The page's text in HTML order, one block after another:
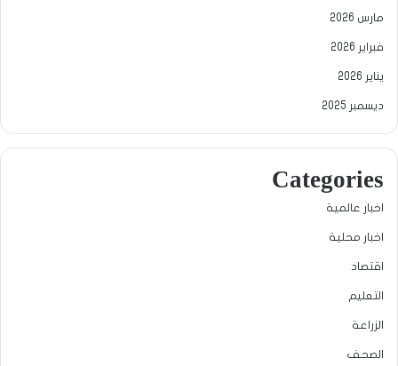
مارس 2026
فبراير 2026
يناير 2026
ديسمبر 2025
Categories
اخبار عالمية
اخبار محلية
اقتصاد
التعليم
الزراعة
الصحف